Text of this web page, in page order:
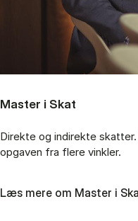
Master i Skat
Direkte og indirekte
opgaven fra flere vinkler.
Læs mere om Master i